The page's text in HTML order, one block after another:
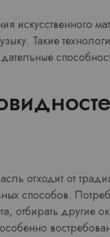
искусственного
Такие
отходит от
способов.
отбирать другие